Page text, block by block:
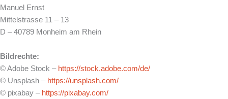
Manuel Ernst
Mittelstrasse 11 – 13
D – 40789 Monheim am Rhein
Bildrechte:
© Adobe Stock – https://stock.adobe.com/de/
© Unsplash – https://unsplash.com/
© pixabay – https://pixabay.com/